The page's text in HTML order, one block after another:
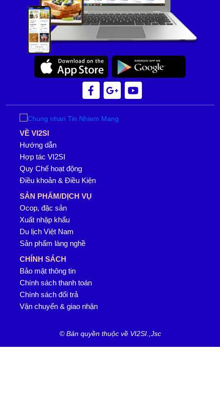
VỀ VI2SI
Hướng dẫn
Hợp tác VI2SI
Quy Chế hoạt động
Điều khoản & Điều Kiện
SẢN PHẨM/DỊCH VỤ
Ocop, đặc sản
Xuất nhập khẩu
Du lịch Việt Nam
Sản phẩm làng nghề
CHÍNH SÁCH
Bảo mật thông tin
Chính sách thanh toán
Chính sách đổi trả
Vận chuyển & giao nhận
© Bản quyền thuộc về VI2SI.,Jsc